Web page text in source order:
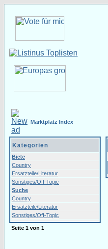
Marktplatz Index
Kategorien
Biete
Country
Ersatzteile/Literatur
Sonstiges/Off-Topic
Suche
Country
Ersatzteile/Literatur
Sonstiges/Off-Topic
Seite 1 von 1